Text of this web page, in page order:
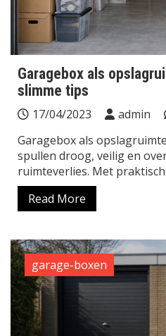
Garagebox als
slimme tips
17/04/2023 admin
Garagebox als
spullen droog, veilig en
ruimteverlies. Met
Read More
garage-boxen